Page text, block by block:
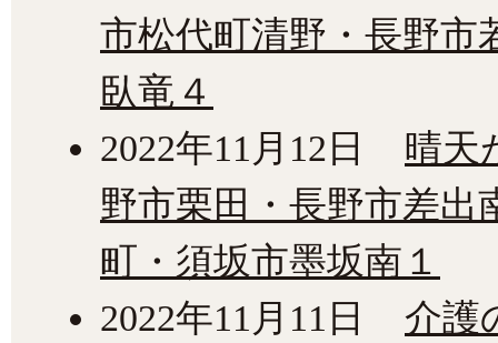
市松代町清野・長野市
臥竜４
2022年11月12日
晴天
野市栗田・長野市差出
町・須坂市墨坂南１
2022年11月11日
介護